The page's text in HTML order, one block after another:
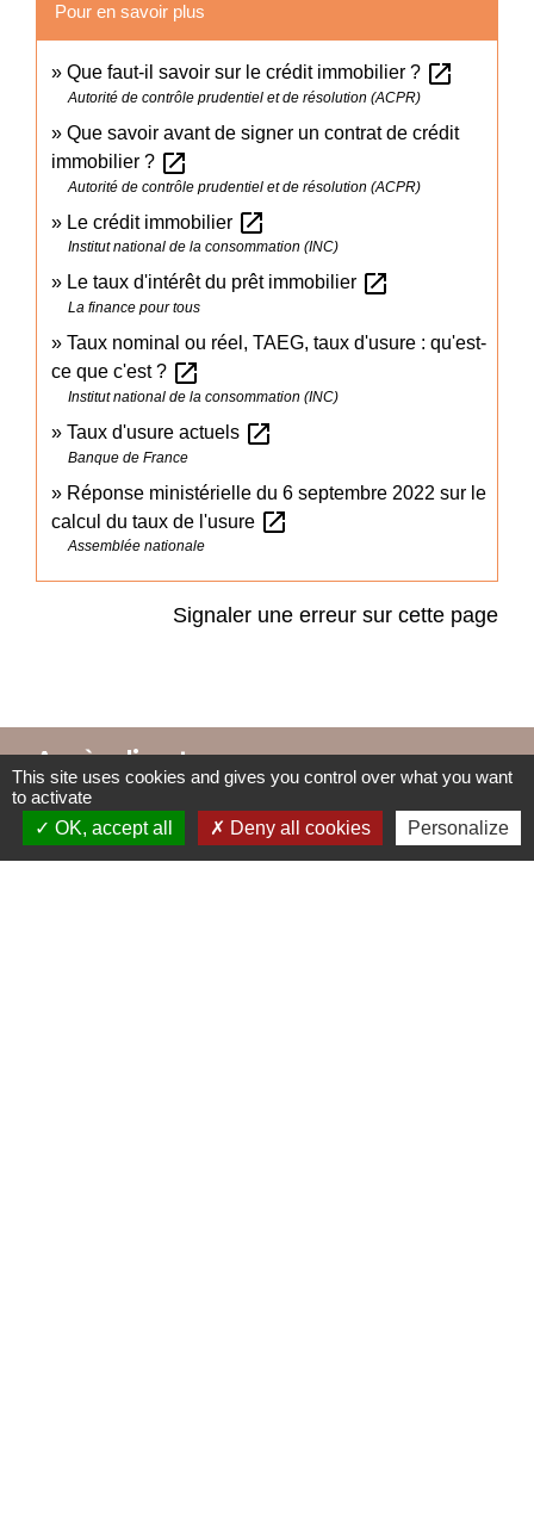
Pour en savoir plus
Que faut-il savoir sur le crédit immobilier ? open_in_new
Autorité de contrôle prudentiel et de résolution (ACPR)
Que savoir avant de signer un contrat de crédit
immobilier ? open_in_new
Autorité de contrôle prudentiel et de résolution (ACPR)
Le crédit immobilier open_in_new
Institut national de la consommation (INC)
Le taux d'intérêt du prêt immobilier open_in_new
La finance pour tous
Taux nominal ou réel, TAEG, taux d'usure : qu'est-
ce que c'est ? open_in_new
Institut national de la consommation (INC)
Taux d'usure actuels open_in_new
Banque de France
Réponse ministérielle du 6 septembre 2022 sur le
calcul du taux de l'usure open_in_new
Assemblée nationale
Signaler une erreur sur cette page
Accès directs
This site uses cookies and gives you control over what you want
to activate
OK, accept all
Deny all cookies Personalize